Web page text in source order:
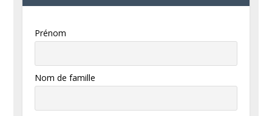
Prénom
Nom de famille